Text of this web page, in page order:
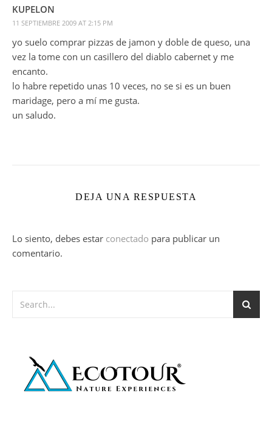
KUPELON
11 SEPTIEMBRE 2009 AT 2:15 PM
yo suelo comprar pizzas de jamon y doble de queso, una
vez la tome con un casillero del diablo cabernet y me
encanto.
lo habre repetido unas 10 veces, no se si es un buen
maridage, pero a mí me gusta.
un saludo.
DEJA UNA RESPUESTA
Lo siento, debes estar conectado para publicar un
comentario.